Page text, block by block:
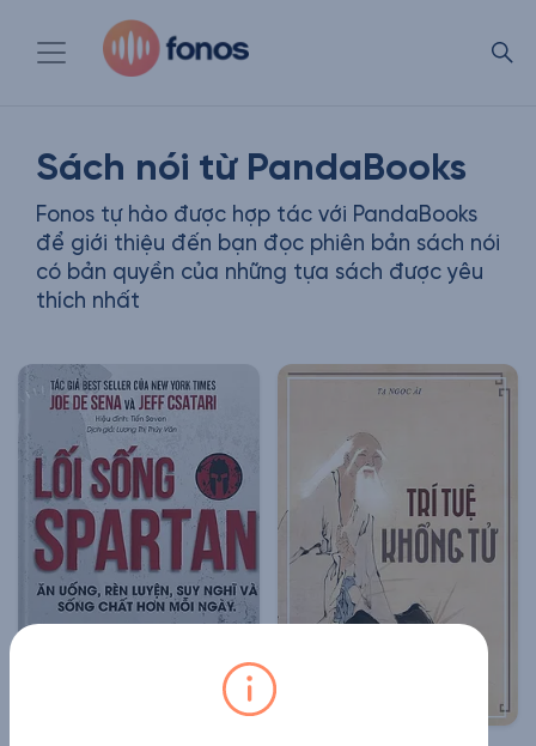
Sách nói từ PandaBooks
Fonos tự hào được hợp tác với PandaBooks
để giới thiệu đến bạn đọc phiên bản sách nói
có bản quyền của những tựa sách được yêu
thích nhất